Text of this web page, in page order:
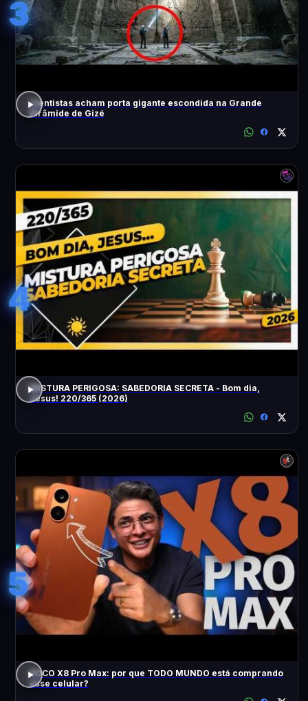
3
Cientistas acham porta gigante escondida na Grande
Pirâmide de Gizé
4
MISTURA PERIGOSA: SABEDORIA SECRETA - Bom dia,
Jesus! 220/365 (2026)
5
POCO X8 Pro Max: por que TODO MUNDO está comprando
esse celular?